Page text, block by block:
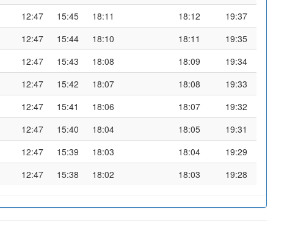
12:47 15:45 18:11 18:12
19:37
12:47 15:44 18:10 18:11
19:35
12:47 15:43 18:08 18:09
19:34
12:47 15:42 18:07 18:08
19:33
12:47 15:41 18:06 18:07
19:32
12:47 15:40 18:04 18:05
19:31
12:47 15:39 18:03 18:04
19:29
12:47 15:38 18:02 18:03 19:28